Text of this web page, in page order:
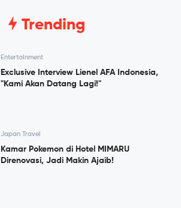
Trending
Entertainment
Exclusive Interview Lienel AFA Indonesia,
"Kami Akan Datang Lagi!"
Japan Travel
Kamar Pokemon di Hotel MIMARU
Direnovasi, Jadi Makin Ajaib!